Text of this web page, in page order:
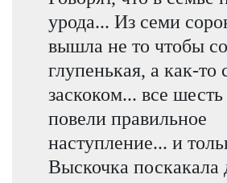
урода... Из семи
вышла не то чтобы
глупенькая, а как-то
заскоком... все
повели правильное
наступление... и
Выскочка поскакала